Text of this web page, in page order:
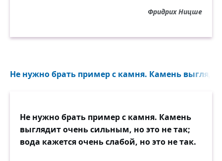
Фридрих Ницше
Не нужно брать пример с камня. Камень
Не нужно брать пример с камня. Камень
выглядит очень сильным, но это не так;
вода кажется очень слабой, но это не так.